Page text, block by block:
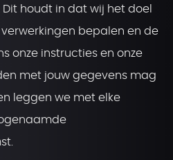
houdt in dat wij het doel
bepalen en de
onze instructies en onze
met jouw gegevens mag
leggen we met elke